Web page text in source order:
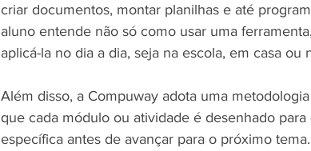
criar documentos, montar planilhas e até
aluno entende não só como usar uma
aplicá-la no dia a dia, seja na escola, em casa
Além disso, a Compuway adota uma
que cada módulo ou atividade é desenhado
específica antes de avançar para o próximo